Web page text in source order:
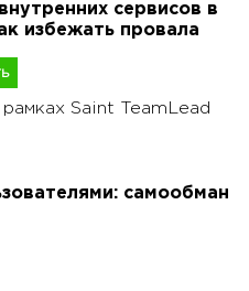
сервисов в
избежать провала
Saint TeamLead
самообман